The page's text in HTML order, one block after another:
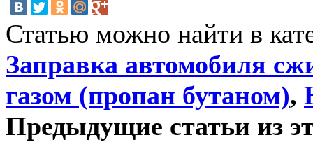
Статью можно найти в
Заправка автомобиля
газом (пропан бутаном),
Предыдущие статьи из